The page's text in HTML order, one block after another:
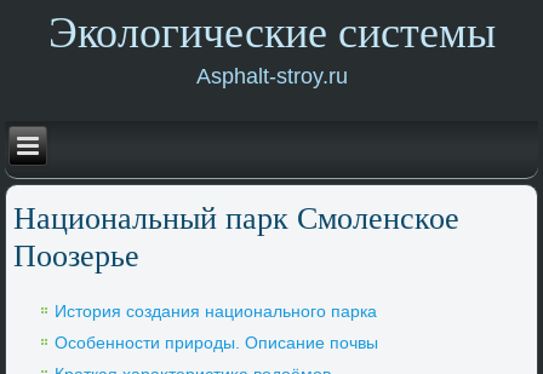
Экологические системы
Asphalt-stroy.ru
Национальный парк Смоленское
Поозерье
Истοрия создания национального парка
Особенности природы. Описание почвы